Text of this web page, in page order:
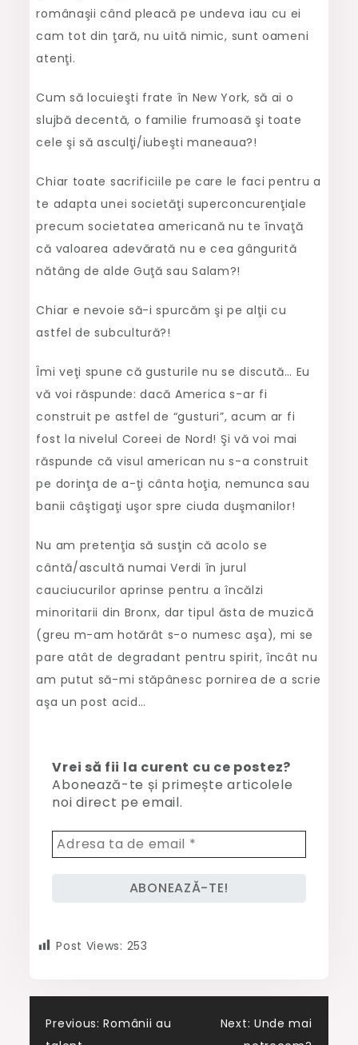
românaşii când pleacă pe undeva iau cu ei
cam tot din ţară, nu uită nimic, sunt oameni
atenţi.
Cum să locuieşti frate în New York, să ai o
slujbă decentă, o familie frumoasă şi toate
cele şi să asculţi/iubeşti maneaua?!
Chiar toate sacrificiile pe care le faci pentru a
te adapta unei societăţi superconcurenţiale
precum societatea americană nu te învaţă
că valoarea adevărată nu e cea gângurită
nătâng de alde Guţă sau Salam?!
Chiar e nevoie să-i spurcăm şi pe alţii cu
astfel de subcultură?!
Îmi veţi spune că gusturile nu se discută… Eu
vă voi răspunde: dacă America s-ar fi
construit pe astfel de “gusturi”, acum ar fi
fost la nivelul Coreei de Nord! Şi vă voi mai
răspunde că visul american nu s-a construit
pe dorinţa de a-ţi cânta hoţia, nemunca sau
banii câştigaţi uşor spre ciuda duşmanilor!
Nu am pretenţia să susţin că acolo se
cântă/ascultă numai Verdi în jurul
cauciucurilor aprinse pentru a încălzi
minoritarii din Bronx, dar tipul ăsta de muzică
(greu m-am hotărât s-o numesc aşa), mi se
pare atât de degradant pentru spirit, încât nu
am putut să-mi stăpânesc pornirea de a scrie
aşa un post acid…
Vrei să fii la curent cu ce postez?
Abonează-te și primește articolele
noi direct pe email.
Post Views: 253
Post
Previous: Românii au
Next: Unde mai